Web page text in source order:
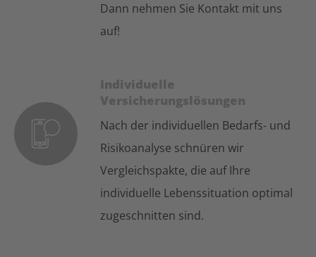
Dann nehmen Sie Kontakt mit uns
auf!
Individuelle
Versicherungslösungen
Nach der individuellen Bedarfs- und
Risikoanalyse schnüren wir
Vergleichspakte, die auf Ihre
individuelle Lebenssituation optimal
zugeschnitten sind.